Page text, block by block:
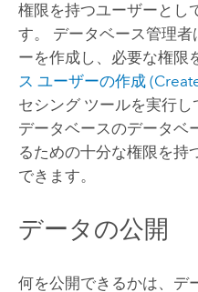
権限を持つユーザーとし
す。 データベース管理
ーを作成し、必要な権限
ス ユーザーの作成
セシング ツールを実行
データベースのデータベ
るための十分な権限を持
できます。
データの公開
何を公開できるかは、デ